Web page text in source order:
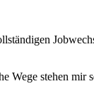
Wege stehen mir